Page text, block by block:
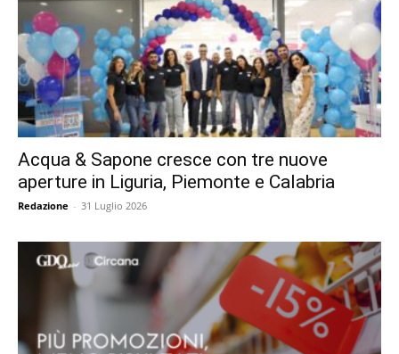
Acqua & Sapone cresce con tre nuove
aperture in Liguria, Piemonte e Calabria
Redazione - 31 Luglio 2026